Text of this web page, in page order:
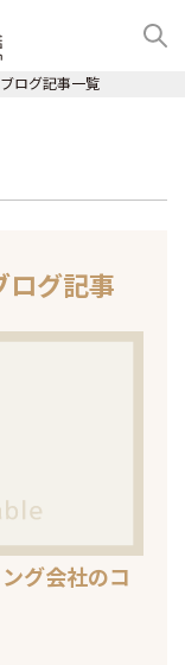
ログ記事一覧
ログ記事
グ会社のコ